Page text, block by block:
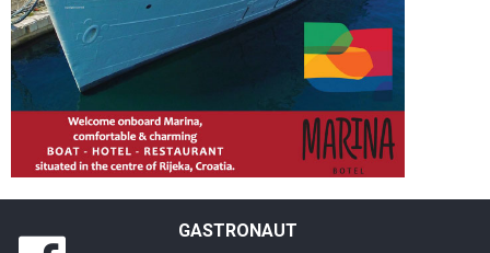
GASTRONAUT